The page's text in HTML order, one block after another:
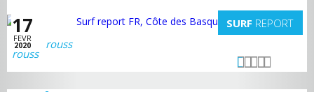
17
FEVR
2020
SURF REPORT
rouss